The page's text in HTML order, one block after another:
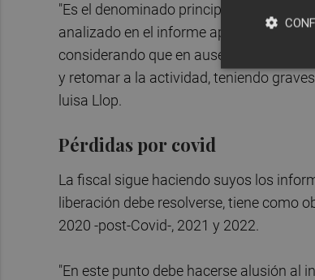
"Es el denominado principio de
analizado en el informe aportado a las
considerando que en ausencia de
y retomar a la actividad, teniendo
luisa Llop.
Pérdidas por covid
La fiscal sigue haciendo suyos los
liberación debe resolverse, tiene como
2020 -post-Covid-, 2021 y 2022.
"En este punto debe hacerse alusión al